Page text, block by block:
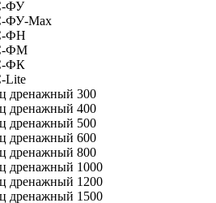
ФУ
ФУ-Мах
ФН
ФМ
ФК
Lite
дренажный 300
дренажный 400
дренажный 500
дренажный 600
дренажный 800
дренажный 1000
дренажный 1200
дренажный 1500